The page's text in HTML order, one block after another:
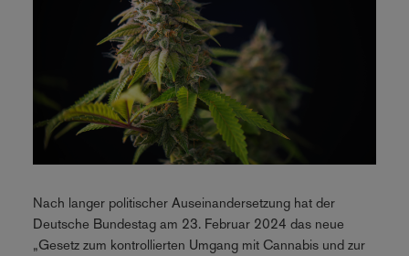
Nach langer politischer Auseinandersetzung hat der
Deutsche Bundestag am 23. Februar 2024 das neue
„Gesetz zum kontrollierten Umgang mit Cannabis und zur